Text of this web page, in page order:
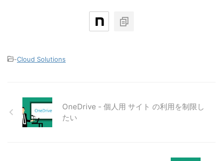
-Cloud Solutions
OneDrive - 個人用 サイト の利用を制限し
たい